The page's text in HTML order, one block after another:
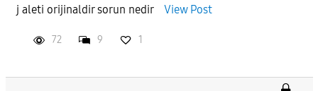
j aleti orijinaldir sorun nedir View Post
72 9 1